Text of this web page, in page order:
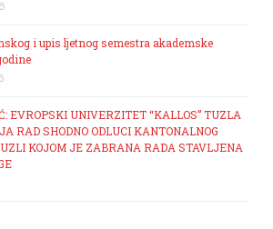
i upis ljetnog semestra akademske
EVROPSKI UNIVERZITET “KALLOS” TUZLA
RAD SHODNO ODLUCI KANTONALNOG
KOJOM JE ZABRANA RADA STAVLJENA